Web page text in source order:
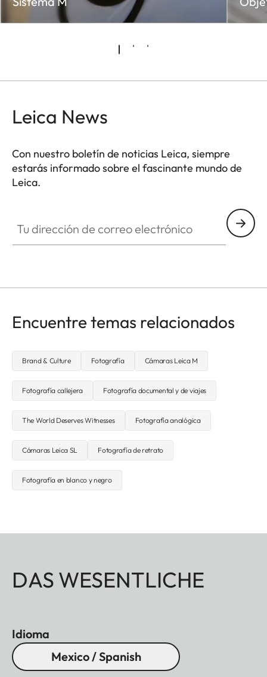
Leica News
Con nuestro boletín de noticias Leica, siempre
estarás informado sobre el fascinante mundo de
Leica.
Encuentre temas relacionados
Brand & Culture Fotografía Cámaras Leica M
Fotografía callejera Fotografía documental y de viajes
The World Deserves Witnesses Fotografía analógica
Cámaras Leica SL Fotografía de retrato
Fotografía en blanco y negro
DAS WESENTLICHE
Idioma
Mexico / Spanish